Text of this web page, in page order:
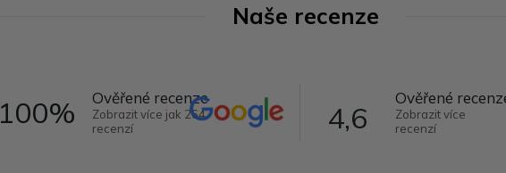
Naše recenze
100% Ověřené recenze
Zobrazit více jak 264
recenzí
4,6
Ověřené
Zobrazit více
recenzí